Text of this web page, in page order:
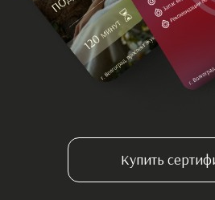
политика обработки персональных данных
Электронная почта:Mariat.84@mail.ru